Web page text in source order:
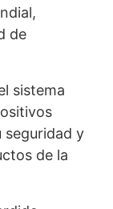
de
sistema
seguridad y
de la